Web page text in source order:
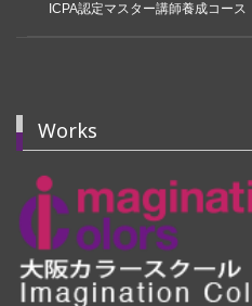
ICPA認定マスター講師養成コース
Works